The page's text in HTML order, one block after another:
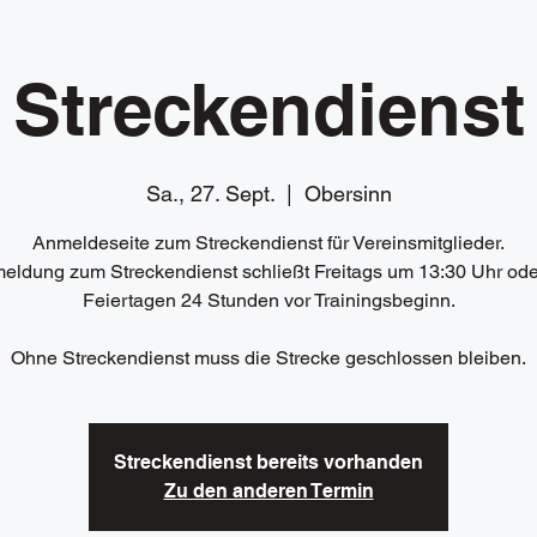
Streckendienst
Sa., 27. Sept.
  |
Obersinn
Anmeldeseite zum Streckendienst für Vereinsmitglieder.
zum Streckendienst schließt Freitags um 13:30 Uhr
Feiertagen 24 Stunden vor Trainingsbeginn.
Ohne Streckendienst muss die Strecke geschlossen bleiben.
Streckendienst bereits vorhanden
Zu den anderen Termin